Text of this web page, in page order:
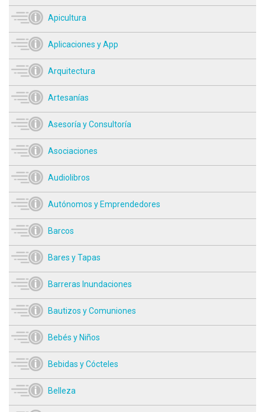
Apicultura
Aplicaciones y App
Arquitectura
Artesanías
Asesoría y Consultoría
Asociaciones
Audiolibros
Autónomos y Emprendedores
Barcos
Bares y Tapas
Barreras Inundaciones
Bautizos y Comuniones
Bebés y Niños
Bebidas y Cócteles
Belleza